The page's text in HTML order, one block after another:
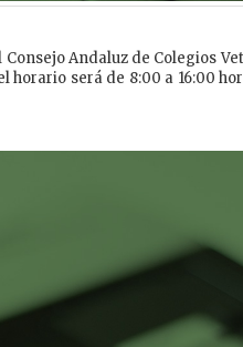
Andaluz de Colegios
horario será de 8:00 a 16:00